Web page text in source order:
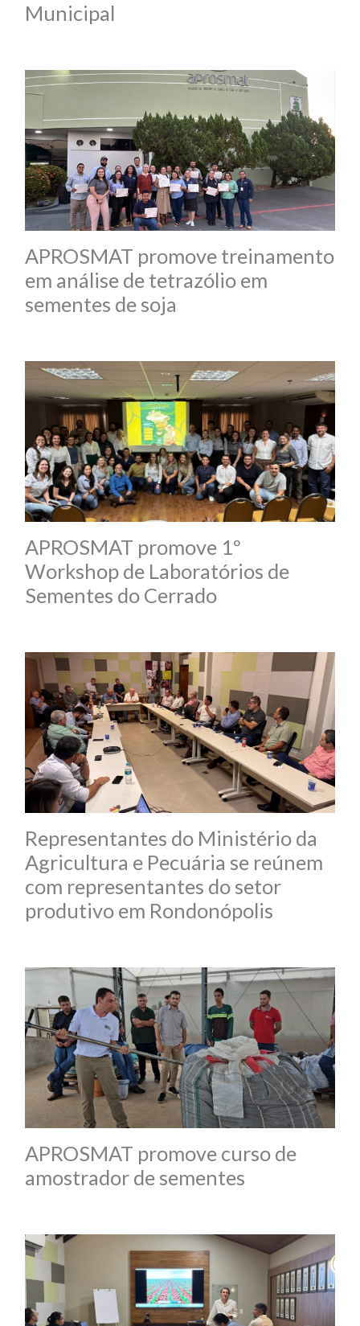
Municipal
APROSMAT promove treinamento
em análise de tetrazólio em
sementes de soja
APROSMAT promove 1º
Workshop de Laboratórios de
Sementes do Cerrado
Representantes do Ministério da
Agricultura e Pecuária se reúnem
com representantes do setor
produtivo em Rondonópolis
APROSMAT promove curso de
amostrador de sementes